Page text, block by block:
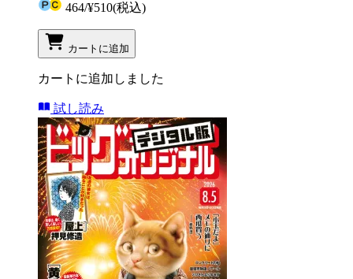
464/¥510(税込)
カートに追加
カートに追加しました
試し読み